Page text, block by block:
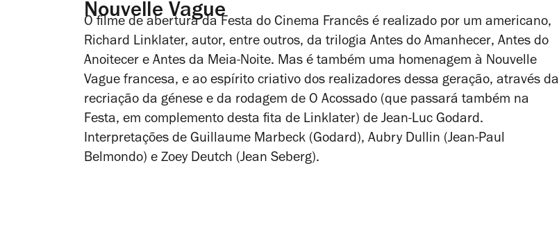
Nouvelle Vague
O filme de abertura da Festa do Cinema Francês é realizado por um americano,
Richard Linklater, autor, entre outros, da trilogia Antes do Amanhecer, Antes do
Anoitecer e Antes da Meia-Noite. Mas é também uma homenagem à Nouvelle
Vague francesa, e ao espírito criativo dos realizadores dessa geração, através da
recriação da génese e da rodagem de O Acossado (que passará também na
Festa, em complemento desta fita de Linklater) de Jean-Luc Godard.
Interpretações de Guillaume Marbeck (Godard), Aubry Dullin (Jean-Paul
Belmondo) e Zoey Deutch (Jean Seberg).